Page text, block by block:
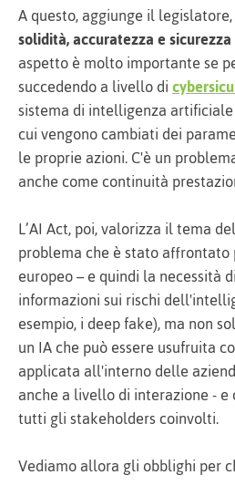
A questo, aggiunge il
solidità, accuratezza e
aspetto è molto importante se
succedendo a livello di
sistema di intelligenza
cui vengono cambiati dei
le proprie azioni. C'è un
anche come continuità
L’AI Act, poi, valorizza il tema
problema che è stato
europeo – e quindi la necessità
informazioni sui rischi
esempio, i deep fake), ma non
un IA che può essere usufruita
applicata all'interno delle
anche a livello di interazione - e
tutti gli stakeholders coinvolti.
Vediamo allora gli obblighi per